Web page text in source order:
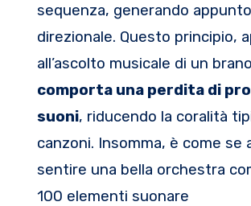
sequenza, generando
direzionale. Questo principio,
all’ascolto musicale di un
comporta una perdita di
suoni, riducendo la coralità
canzoni. Insomma, è come se
sentire una bella orchestra
100 elementi suonare